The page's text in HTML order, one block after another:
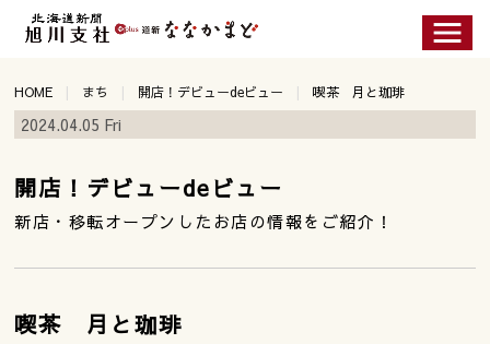
HOME まち 開店！デビューdeビュー 喫茶 月と珈琲
2024.04.05 Fri
開店！デビューdeビュー
新店・移転オープンしたお店の情報をご紹介！
喫茶 月と珈琲